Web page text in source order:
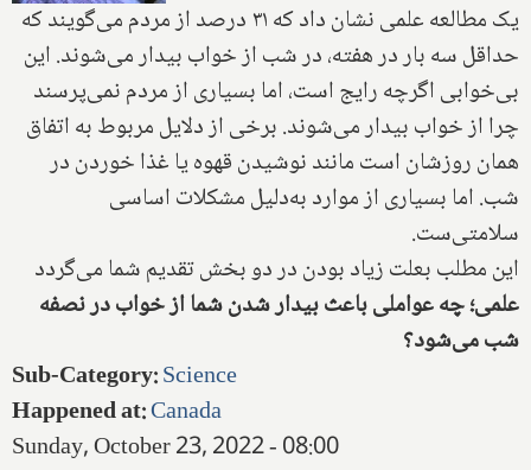
یک مطالعه علمی نشان داد که ۳۱ درصد از مردم می‌گویند که
حداقل سه بار در هفته، در شب از خواب بیدار می‌شوند. این
بی‌خوابی اگرچه رایج است، اما بسیاری از مردم نمی‌پرسند
چرا از خواب بیدار می‌شوند. برخی از دلایل مربوط به اتفاق
همان روزشان است مانند نوشیدن قهوه یا غذا خوردن در
شب. اما بسیاری از موارد به‌دلیل مشکلات اساسی
سلامتی‌ست.
این مطلب بعلت زیاد بودن در دو بخش تقدیم شما می‌گردد
علمی؛ چه عواملی باعث بیدار شدن شما از خواب در نصفه
شب می‌شود؟
Sub-Category:Science
Happened at:Canada
Sunday, October 23, 2022 - 08:00